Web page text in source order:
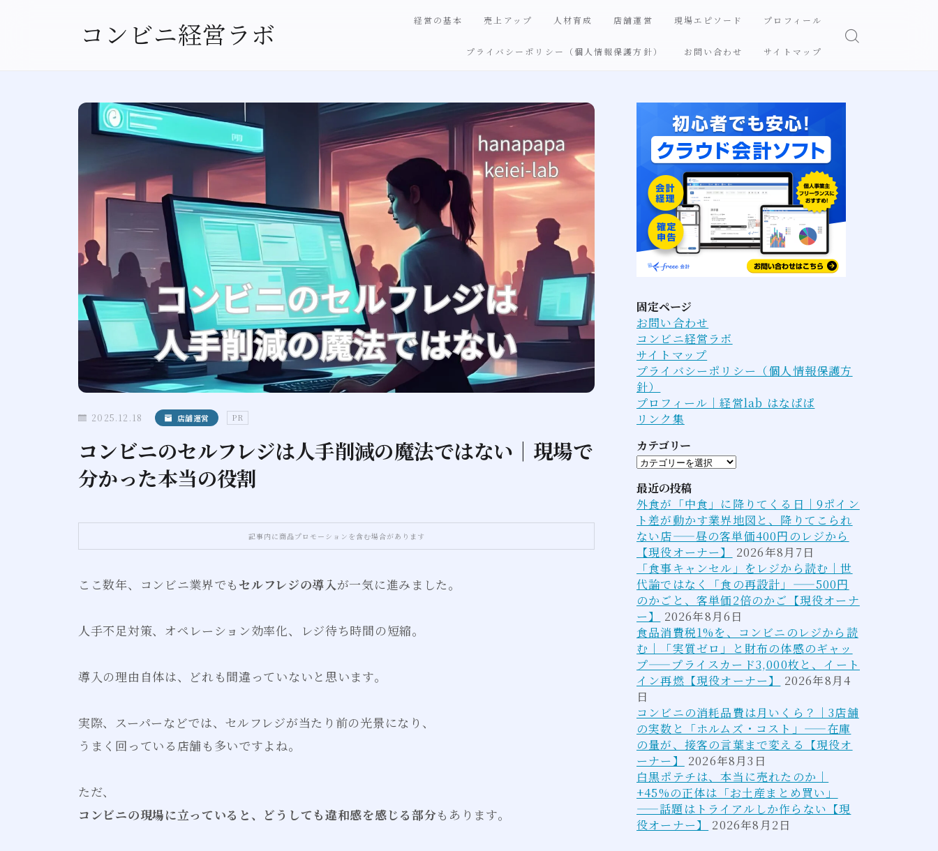
コンビニ経営ラボ
経営の基本 売上アップ 人材育成 店舗運営 現場エピソード プロフィール
プライバシーポリシー（個人情報保護方針） お問い合わせ サイトマップ
2025.12.18 店舗運営 PR
コンビニのセルフレジは人手削減の魔法ではない｜現場で
分かった本当の役割
記事内に商品プロモーションを含む場合があります
ここ数年、コンビニ業界でもセルフレジの導入が一気に進みました。
人手不足対策、オペレーション効率化、レジ待ち時間の短縮。
導入の理由自体は、どれも間違っていないと思います。
実際、スーパーなどでは、セルフレジが当たり前の光景になり、
うまく回っている店舗も多いですよね。
ただ、
コンビニの現場に立っていると、どうしても違和感を感じる部分もあります。
固定ページ
お問い合わせ
コンビニ経営ラボ
サイトマップ
プライバシーポリシー（個人情報保護方
針）
プロフィール｜経営lab はなぱぱ
リンク集
カテゴリー
カ
ゴ
リ
ー
最近の投稿
外食が「中食」に降りてくる日｜9ポイン
ト差が動かす業界地図と、降りてこられ
ない店——昼の客単価400円のレジから
【現役オーナー】
2026年8月7日
「食事キャンセル」をレジから読む｜世
代論ではなく「食の再設計」——500円
のかごと、客単価2倍のかご【現役オーナ
ー】
2026年8月6日
食品消費税1%を、コンビニのレジから読
む｜「実質ゼロ」と財布の体感のギャッ
プ——プライスカード3,000枚と、イート
イン再燃【現役オーナー】
2026年8月4
日
コンビニの消耗品費は月いくら？｜3店舗
の実数と「ホルムズ・コスト」——在庫
の量が、接客の言葉まで変える【現役オ
ーナー】
2026年8月3日
白黒ポテチは、本当に売れたのか｜
+45%の正体は「お土産まとめ買い」
——話題はトライアルしか作らない【現
役オーナー】
2026年8月2日